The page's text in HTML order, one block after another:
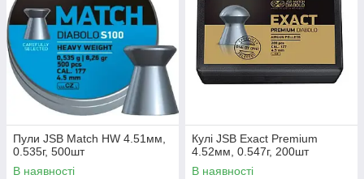
Пули JSB Match HW 4.51мм,
0.535г, 500шт
В наявності
Кулі JSB Exact Premium
4.52мм, 0.547г, 200шт
В наявності